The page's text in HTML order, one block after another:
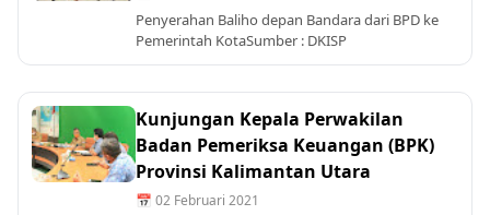
Penyerahan Baliho depan Bandara dari BPD ke
Pemerintah KotaSumber : DKISP
Kunjungan Kepala Perwakilan
Badan Pemeriksa Keuangan (BPK)
Provinsi Kalimantan Utara
📅 02 Februari 2021